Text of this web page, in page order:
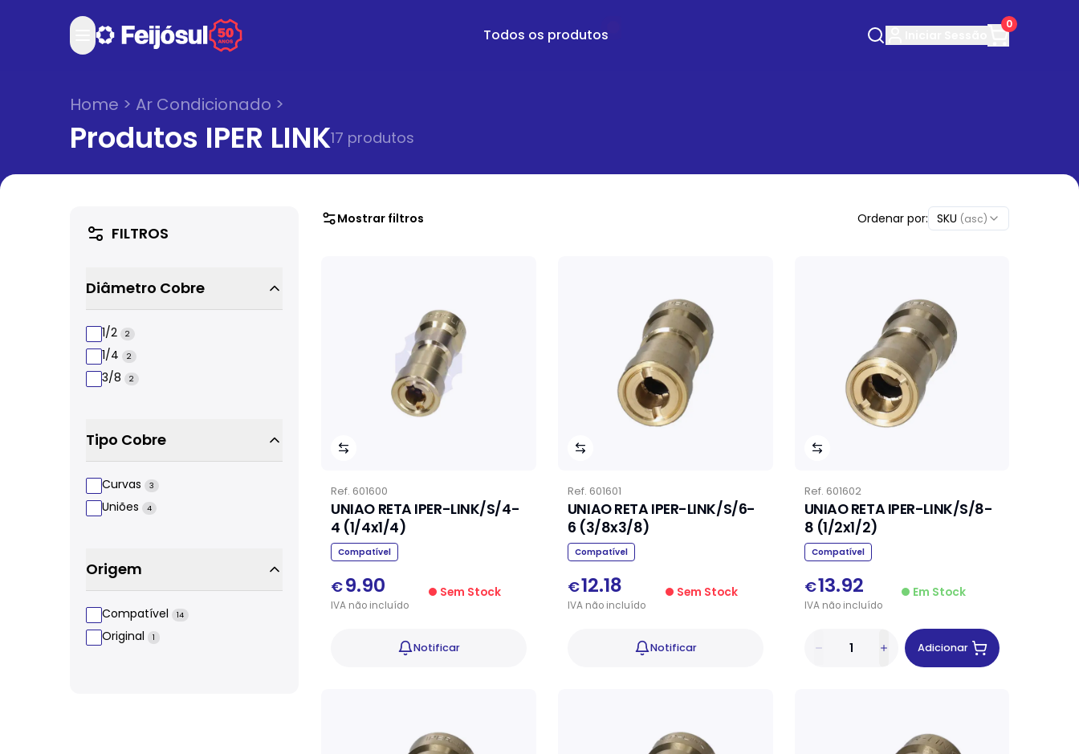
Todos os produtos
0
Home > Ar Condicionado >
Produtos IPER LINK17 produtos
FILTROS
Diâmetro Cobre
1/2 2
1/4 2
3/8 2
Tipo Cobre
Curvas 3
Uniões 4
Origem
Compatível 14
Original 1
Mostrar filtros Ordenar por: SKU (asc)
Ref. 601600
UNIAO RETA IPER-LINK/S/4-
4 (1/4x1/4)
Compatível
€9.90
IVA não incluído
Sem Stock
Notificar
Ref. 601601
UNIAO RETA IPER-LINK/S/6-
6 (3/8x3/8)
Compatível
€12.18
IVAnãoincluído
Sem Stock
Notificar
Ref. 601602
UNIAO RETA IPER-LINK/S/8-
8 (1/2x1/2)
Compatível
€13.92
IVAnãoincluído
Em Stock
Adicionar